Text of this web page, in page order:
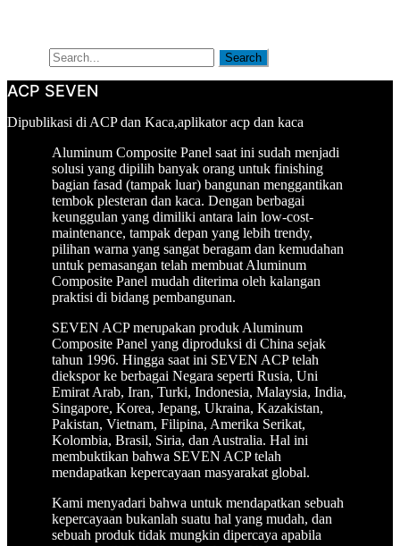
Search
ACP SEVEN
Oleh
Dipublikasi
Desember
Dipublikasi di ACP dan Kaca,aplikator acp dan kaca
Aluminum Composite Panel saat ini sudah menjadi
solusi yang dipilih banyak orang untuk finishing
bagian fasad (tampak luar) bangunan menggantikan
tembok plesteran dan kaca. Dengan berbagai
keunggulan yang dimiliki antara lain low-cost-
maintenance, tampak depan yang lebih trendy,
pilihan warna yang sangat beragam dan kemudahan
untuk pemasangan telah membuat Aluminum
Composite Panel mudah diterima oleh kalangan
praktisi di bidang pembangunan.
SEVEN ACP merupakan produk Aluminum
Composite Panel yang diproduksi di China sejak
tahun 1996. Hingga saat ini SEVEN ACP telah
diekspor ke berbagai Negara seperti Rusia, Uni
Emirat Arab, Iran, Turki, Indonesia, Malaysia, India,
Singapore, Korea, Jepang, Ukraina, Kazakistan,
Pakistan, Vietnam, Filipina, Amerika Serikat,
Kolombia, Brasil, Siria, dan Australia. Hal ini
membuktikan bahwa SEVEN ACP telah
mendapatkan kepercayaan masyarakat global.
Kami menyadari bahwa untuk mendapatkan sebuah
kepercayaan bukanlah suatu hal yang mudah, dan
sebuah produk tidak mungkin dipercaya apabila